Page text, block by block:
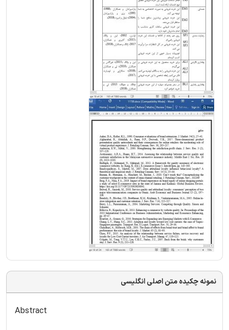
نمونه چکیده متن اصلی انگلیسی
Abstract